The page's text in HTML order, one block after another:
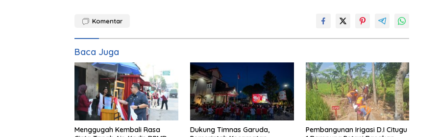
Komentar
Baca Juga
Menggugah Kembali Rasa
Dukung Timnas Garuda,
Pembangunan Irigasi D.I Citugu